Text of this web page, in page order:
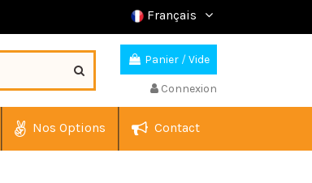
Français
Panier /Vide
Connexion
Nos Options Contact